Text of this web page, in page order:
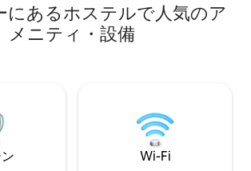
にあるホステルで人気のア
メニティ・設備
Wi-Fi